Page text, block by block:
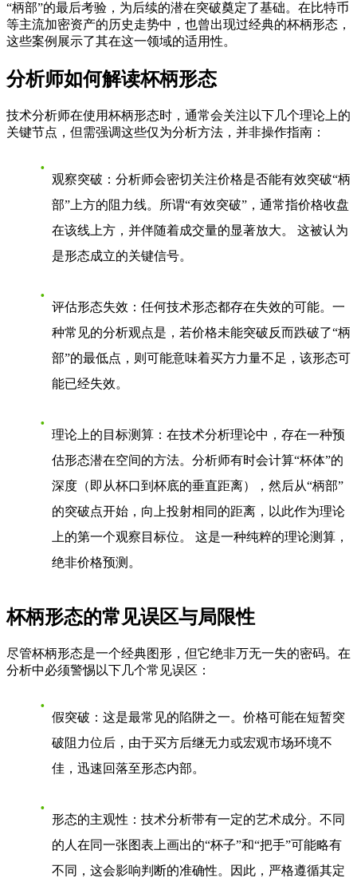
“柄部”的最后考验，为后续的潜在突破奠定了基础。在比特币
等主流加密资产的历史走势中，也曾出现过经典的杯柄形态，
这些案例展示了其在这一领域的适用性。
分析师如何解读杯柄形态
技术分析师在使用杯柄形态时，通常会关注以下几个理论上的
关键节点，但需强调这些仅为分析方法，并非操作指南：
观察突破 ：分析师会密切关注价格是否能有效突破“柄
部”上方的阻力线。所谓“有效突破”，通常指价格收盘
在该线上方，并伴随着成交量的显著放大。 这被认为
是形态成立的关键信号。
评估形态失效 ：任何技术形态都存在失效的可能。一
种常见的分析观点是，若价格未能突破反而跌破了“柄
部”的最低点，则可能意味着买方力量不足，该形态可
能已经失效。
理论上的目标测算 ：在技术分析理论中，存在一种预
估形态潜在空间的方法。分析师有时会计算“杯体”的
深度（即从杯口到杯底的垂直距离），然后从“柄部”
的突破点开始，向上投射相同的距离，以此作为理论
上的第一个观察目标位。 这是一种纯粹的理论测算，
绝非价格预测。
杯柄形态的常见误区与局限性
尽管杯柄形态是一个经典图形，但它绝非万无一失的密码。在
分析中必须警惕以下几个常见误区：
假突破 ：这是最常见的陷阱之一。价格可能在短暂突
破阻力位后，由于买方后继无力或宏观市场环境不
佳，迅速回落至形态内部。
形态的主观性 ：技术分析带有一定的艺术成分。不同
的人在同一张图表上画出的“杯子”和“把手”可能略有
不同，这会影响判断的准确性。因此，严格遵循其定